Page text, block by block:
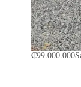
₡99.000.000